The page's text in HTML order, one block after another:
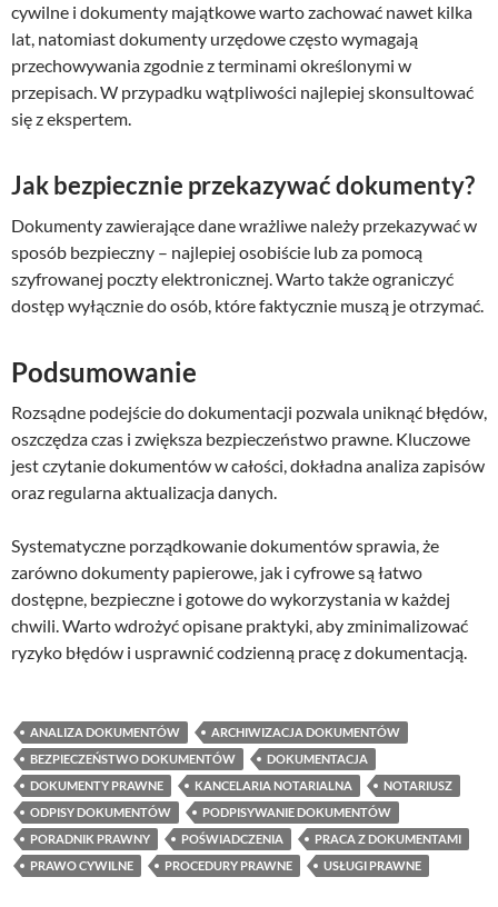
cywilne i dokumenty majątkowe warto zachować nawet kilka
lat, natomiast dokumenty urzędowe często wymagają
przechowywania zgodnie z terminami określonymi w
przepisach. W przypadku wątpliwości najlepiej skonsultować
się z ekspertem.
Jak bezpiecznie przekazywać dokumenty?
Dokumenty zawierające dane wrażliwe należy przekazywać w
sposób bezpieczny – najlepiej osobiście lub za pomocą
szyfrowanej poczty elektronicznej. Warto także ograniczyć
dostęp wyłącznie do osób, które faktycznie muszą je otrzymać.
Podsumowanie
Rozsądne podejście do dokumentacji pozwala uniknąć błędów,
oszczędza czas i zwiększa bezpieczeństwo prawne. Kluczowe
jest czytanie dokumentów w całości, dokładna analiza zapisów
oraz regularna aktualizacja danych.
Systematyczne porządkowanie dokumentów sprawia, że
zarówno dokumenty papierowe, jak i cyfrowe są łatwo
dostępne, bezpieczne i gotowe do wykorzystania w każdej
chwili. Warto wdrożyć opisane praktyki, aby zminimalizować
ryzyko błędów i usprawnić codzienną pracę z dokumentacją.
ANALIZA DOKUMENTÓW
ARCHIWIZACJA DOKUMENTÓW
BEZPIECZEŃSTWO DOKUMENTÓW
DOKUMENTACJA
DOKUMENTY PRAWNE
KANCELARIA NOTARIALNA
NOTARIUSZ
ODPISY DOKUMENTÓW
PODPISYWANIE DOKUMENTÓW
PORADNIK PRAWNY
POŚWIADCZENIA
PRACA Z DOKUMENTAMI
PRAWO CYWILNE
PROCEDURY PRAWNE USŁUGI PRAWNE